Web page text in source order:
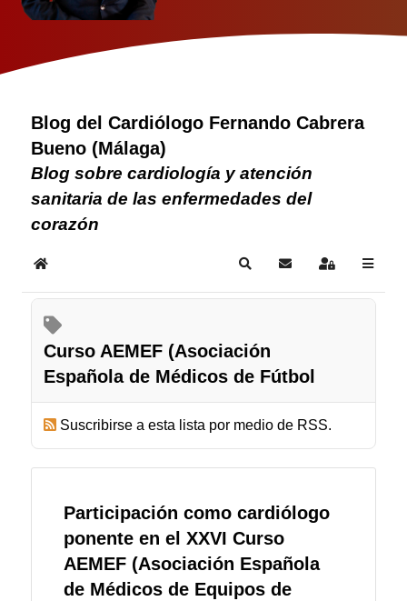
Blog del Cardiólogo Fernando Cabrera
Bueno (Málaga)
Blog sobre cardiología y atención
sanitaria de las enfermedades del
corazón
Home SearchSuscribirse a las
Sign In
Curso AEMEF (Asociación
Española de Médicos de Fútbol
Suscribirse a esta lista por medio de RSS.
Participación como cardiólogo
ponente en el XXVI Curso
AEMEF (Asociación Española
de Médicos de Equipos de